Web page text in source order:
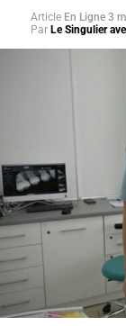
Article En Ligne 3
Par Le Singulier